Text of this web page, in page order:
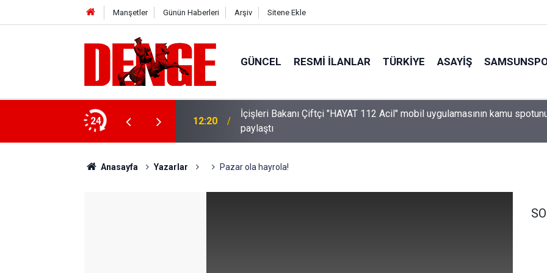
Manşetler Günün Haberleri Arşiv Sitene Ekle
GÜNCEL RESMI İLANLAR TÜRKİYE ASAYİŞ
24 12:20
İçişleri Bakanı Çiftçi "HAYAT 112 Acil" mobil uygulamasının kamu
paylaştı
Anasayfa Yazarlar Pazar ola hayrola!